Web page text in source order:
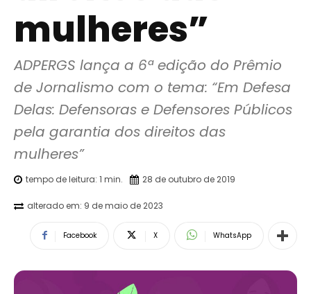
mulheres”
ADPERGS lança a 6ª edição do Prêmio
de Jornalismo com o tema: “Em Defesa
Delas: Defensoras e Defensores Públicos
pela garantia dos direitos das
mulheres”
tempo de leitura: 1 min. 28 de outubro de 2019
alterado em: 9 de maio de 2023
Facebook X WhatsApp